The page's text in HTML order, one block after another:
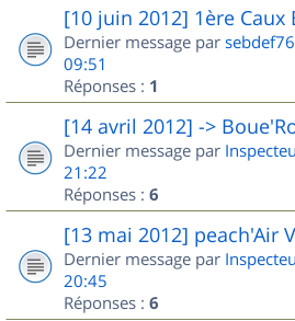
[10 juin 2012] 1ère Caux
Dernier message par
09:51
Réponses : 1
[14 avril 2012] ->
Dernier message par
21:22
Réponses : 6
[13 mai 2012] peach'Air
Dernier message par
20:45
Réponses : 6